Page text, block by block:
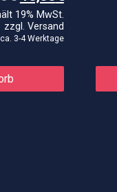
Preis
war:
14,90€
Preis
ist:
10,50€.
19% MwSt.
zzgl. Versand
3-4 Werktage